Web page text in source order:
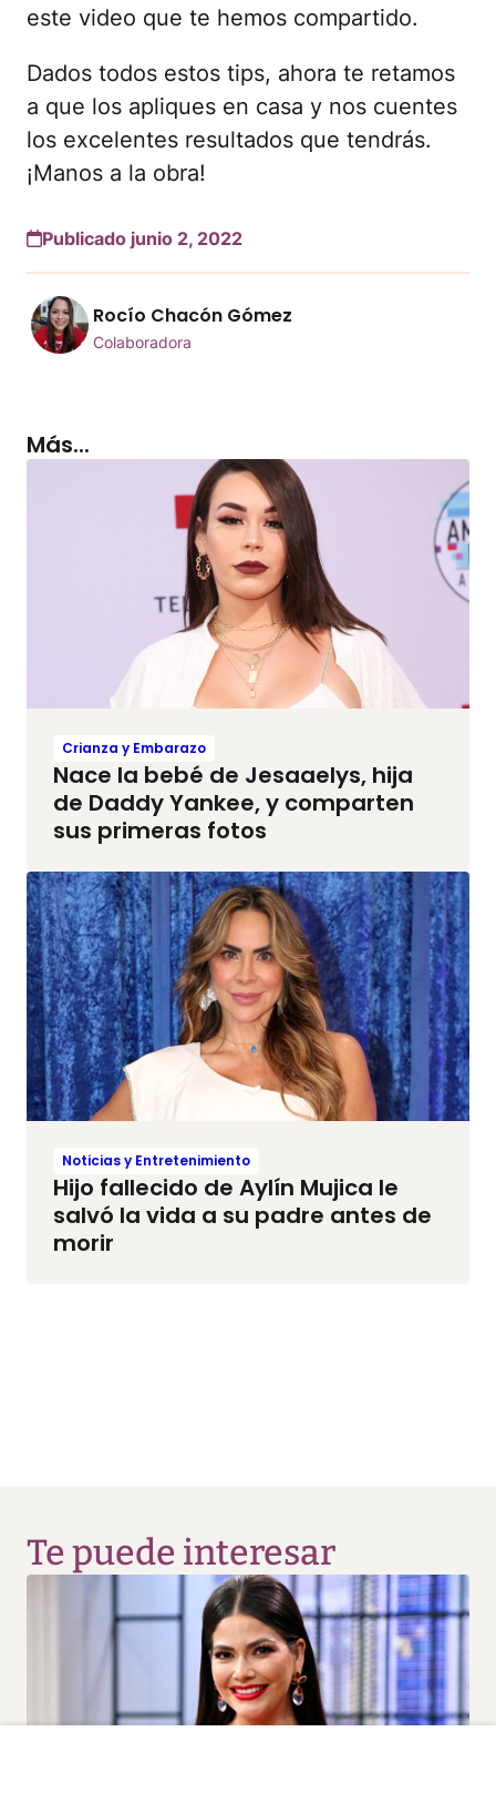
este video que te hemos compartido.
Dados todos estos tips, ahora te retamos
a que los apliques en casa y nos cuentes
los excelentes resultados que tendrás.
¡Manos a la obra!
Publicado junio 2, 2022
Rocío Chacón Gómez
Colaboradora
Más...
Crianza y Embarazo
Nace la bebé de Jesaaelys, hija
de Daddy Yankee, y comparten
sus primeras fotos
Noticias y Entretenimiento
Hijo fallecido de Aylín Mujica le
salvó la vida a su padre antes de
morir
Te puede interesar